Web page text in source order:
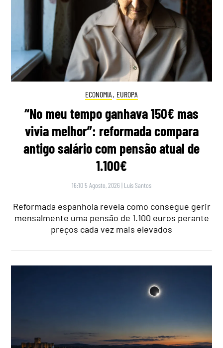
ECONOMIA , EUROPA
“No meu tempo ganhava 150€ mas
vivia melhor”: reformada compara
antigo salário com pensão atual de
1.100€
16:10 5 Agosto, 2026 | Luís Santos
Reformada espanhola revela como consegue gerir
mensalmente uma pensão de 1.100 euros perante
preços cada vez mais elevados